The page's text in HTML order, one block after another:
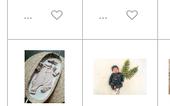
Uitgeschakeld Uitgeschakeld